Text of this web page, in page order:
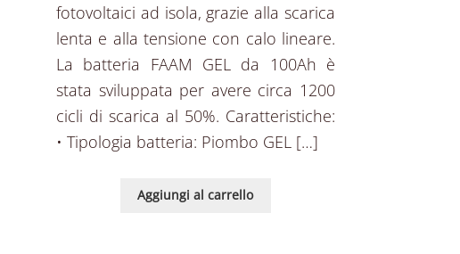
fotovoltaici ad isola, grazie alla scarica
lenta e alla tensione con calo lineare.
La batteria FAAM GEL da 100Ah è
stata sviluppata per avere circa 1200
cicli di scarica al 50%. Caratteristiche:
• Tipologia batteria: Piombo GEL […]
Aggiungi al carrello